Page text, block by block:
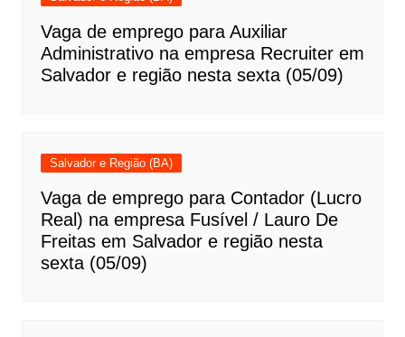
Vaga de emprego para Auxiliar
Administrativo na empresa Recruiter em
Salvador e região nesta sexta (05/09)
Salvador e Região (BA)
Vaga de emprego para Contador (Lucro
Real) na empresa Fusível / Lauro De
Freitas em Salvador e região nesta
sexta (05/09)